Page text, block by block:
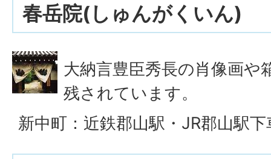
春岳院(しゅんがくいん)
大納言豊臣秀長の肖像画や
残されています。
新中町：近鉄郡山駅・JR郡山駅